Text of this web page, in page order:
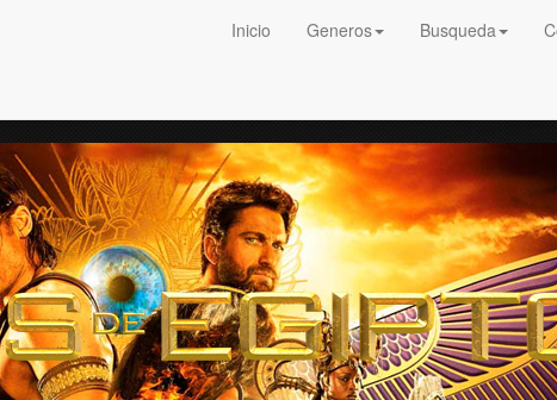
Inicio Generos Busqueda